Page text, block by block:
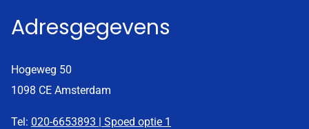
Adresgegevens
Hogeweg 50
1098 CE Amsterdam
Tel: 020-6653893 | Spoed optie 1